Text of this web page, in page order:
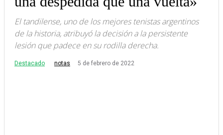
El tandilense, uno de los mejores tenistas argentinos
de la historia, atribuyó la decisión a la persistente
lesión que padece en su rodilla derecha.
Destacado notas 5 de febrero de 2022